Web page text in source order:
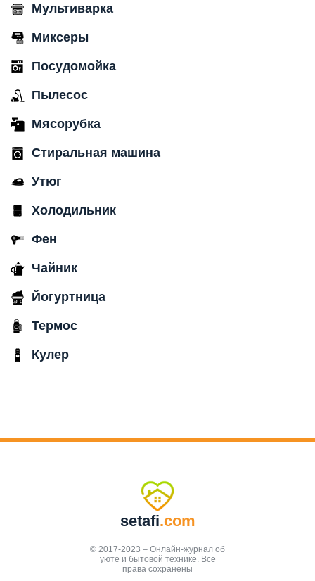
Мультиварка
Миксеры
Посудомойка
Пылесос
Мясорубка
Стиральная машина
Утюг
Холодильник
Фен
Чайник
Йогуртница
Термос
Кулер
setafi.com
© 2017-2023 – Онлайн-журнал об
уюте и бытовой технике. Все
права сохранены